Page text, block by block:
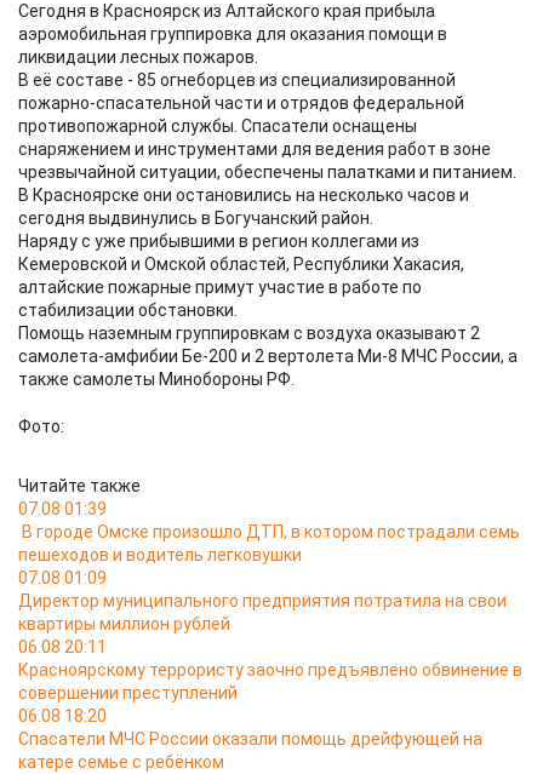
Сегодня в Красноярск из Алтайского края прибыла
аэромобильная группировка для оказания помощи в
ликвидации лесных пожаров.
В её составе - 85 огнеборцев из специализированной
пожарно-спасательной части и отрядов федеральной
противопожарной службы. Спасатели оснащены
снаряжением и инструментами для ведения работ в зоне
чрезвычайной ситуации, обеспечены палатками и питанием.
В Красноярске они остановились на несколько часов и
сегодня выдвинулись в Богучанский район.
Наряду с уже прибывшими в регион коллегами из
Кемеровской и Омской областей, Республики Хакасия,
алтайские пожарные примут участие в работе по
стабилизации обстановки.
Помощь наземным группировкам с воздуха оказывают 2
самолета-амфибии Бе-200 и 2 вертолета Ми-8 МЧС России, а
также самолеты Минобороны РФ.
Фото:
Читайте также
07.08 01:39
В городе Омске произошло ДТП, в котором пострадали семь
пешеходов и водитель легковушки
07.08 01:09
Директор муниципального предприятия потратила на свои
квартиры миллион рублей
06.08 20:11
Красноярскому террористу заочно предъявлено обвинение в
совершении преступлений
06.08 18:20
Спасатели МЧС России оказали помощь дрейфующей на
катере семье с ребёнком